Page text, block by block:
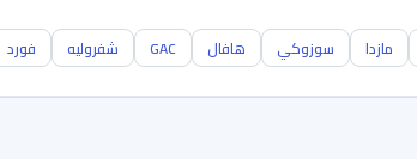
مازدا سوزوكي هافال GAC شفروليه فورد